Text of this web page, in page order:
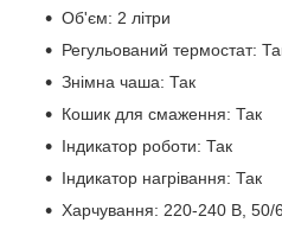
Об'єм: 2 літри
Регульований термостат:
Знімна чаша: Так
Кошик для смаження: Так
Індикатор роботи: Так
Індикатор нагрівання: Так
Харчування: 220-240 В, 50/